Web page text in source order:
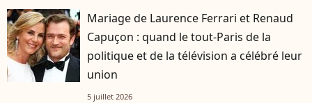
Mariage de Laurence Ferrari et Renaud
Capuçon : quand le tout-Paris de la
politique et de la télévision a célébré leur
union
5 juillet 2026